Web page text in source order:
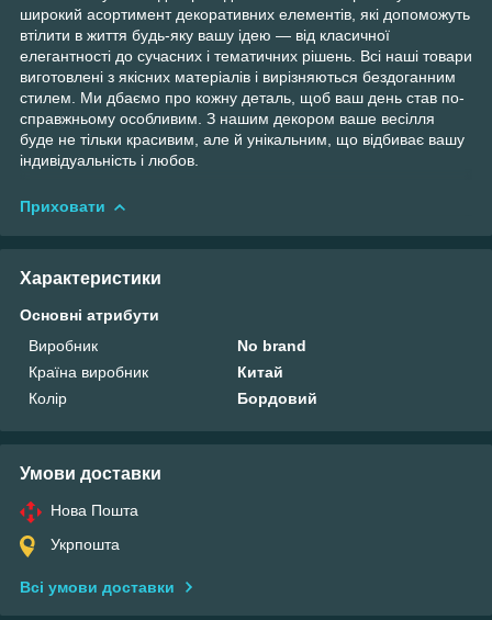
широкий асортимент декоративних елементів, які допоможуть
втілити в життя будь-яку вашу ідею — від класичної
елегантності до сучасних і тематичних рішень. Всі наші товари
виготовлені з якісних матеріалів і вирізняються бездоганним
стилем. Ми дбаємо про кожну деталь, щоб ваш день став по-
справжньому особливим. З нашим декором ваше весілля
буде не тільки красивим, але й унікальним, що відбиває вашу
індивідуальність і любов.
Приховати
Характеристики
Основні атрибути
Виробник
No brand
Країна виробник
Китай
Колір
Бордовий
Умови доставки
Нова Пошта
Укрпошта
Всі умови доставки